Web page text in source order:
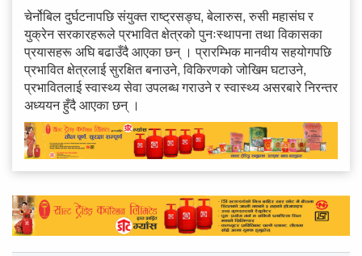
चेर्नोबिल दुर्घटनापछि संयुक्त राष्ट्रसङ्घ, बेलारुस, रुसी महासंघ र
युक्रेन सरकारहरूले प्रभावित क्षेत्रको पुनःस्थापना तथा विकासका
प्रयासहरू अघि बढाउँदै आएका छन् । प्रारम्भिक मानवीय सहयोगपछि
प्रभावित क्षेत्रलाई सुरक्षित बनाउने, विकिरणको जोखिम घटाउने,
प्रभावितलाई स्वास्थ्य सेवा उपलब्ध गराउने र स्वास्थ्य असरबारे निरन्तर
अध्ययन हुँदै आएका छन् ।